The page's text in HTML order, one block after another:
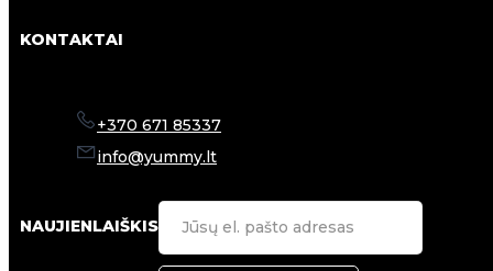
KONTAKTAI
+370 671 85337
info@yummy.lt
NAUJIENLAIŠKIS